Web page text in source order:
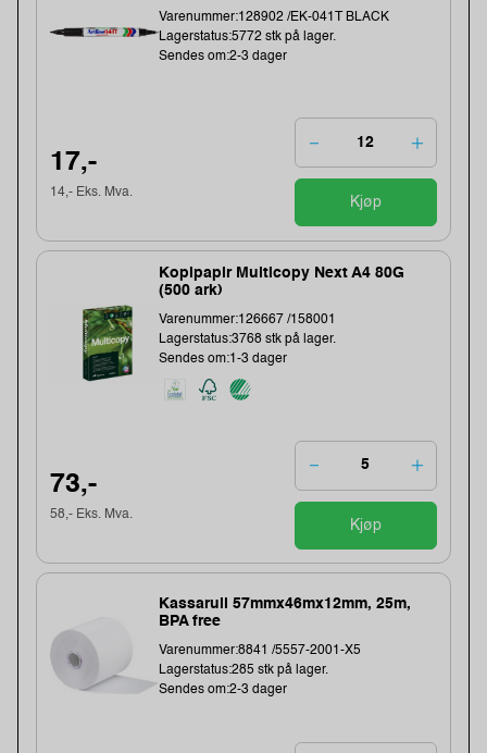
Varenummer:128902 /EK-041T BLACK
Lagerstatus:5772 stk på lager.
Sendes om:2-3 dager
17,-
14,- Eks. Mva.
Kjøp
Kopipapir Multicopy Next A4 80G
(500 ark)
Varenummer:126667 /158001
Lagerstatus:3768 stk på lager.
Sendes om:1-3 dager
73,-
58,- Eks. Mva.
Kjøp
Kassarull 57mmx46mx12mm, 25m,
BPA free
Varenummer:8841 /5557-2001-X5
Lagerstatus:285 stk på lager.
Sendes om:2-3 dager